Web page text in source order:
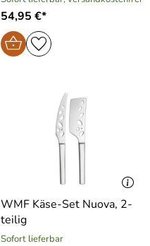
54,95 €*
WMF Käse-Set Nuova, 2-
teilig
Sofort lieferbar